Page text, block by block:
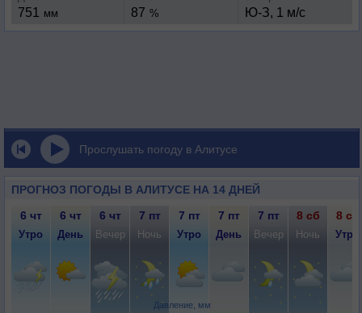
751 мм 87 % Ю-З, 1 м/с
Прослушать погоду в Алитусе
ПРОГНОЗ ПОГОДЫ В АЛИТУСЕ НА 14 ДНЕЙ
Давление, мм
6 чт 6 чт 6 чт 7 пт 7 пт 7 пт 7 пт 8 сб 8 сб
Утро День Вечер Ночь Утро День Вечер Ночь Утро